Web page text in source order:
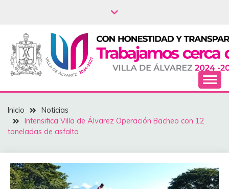
NOTICIAS – VILLA
DEL ÁLVAREZ
Inicio
Noticias
Intensifica Villa de Álvarez Operación Bacheo con 12
toneladas de asfalto